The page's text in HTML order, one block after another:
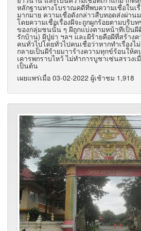
หลักฐานทางโบราณคดีที่พบความเชื่อในเ
มากมาย ความเชื่อดังกล่าวสืบทอดส่งผ่าน
โดยความเชื่อเรื่องผีจะถูกผูกร้อยตามบริ
ของกลุ่มชนนั้น ๆ ผีถูกแบ่งตามหน้าทีเป็นผี
รักบ้าน) ผีปู่ย่า ฯลฯ และผีร้ายคือผีที่สร้าง
คนทั่วไปโดยทั่วไปคนเชื่อว่าหากทำเรื่อง
กลายเป็นผีร้ายมาาร้างความทุกข์ร้อนให้ค
เคารพกราบไหว้ ไม่ทำการบูชาเซ่นสรวงเ
เป็นต้น
เผยแพร่เมื่อ 03-02-2022 ผู้เช้าชม 1,918